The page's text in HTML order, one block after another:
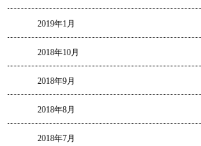
2019年1月
2018年10月
2018年9月
2018年8月
2018年7月